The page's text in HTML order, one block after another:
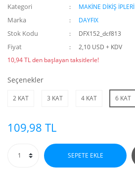
Kategori MAKİNE DİKİŞ İPLERİ
Marka DAYFIX
Stok Kodu DFX152_dcf813
Fiyat
2,10 USD + KDV
10,94 TL den başlayan taksitlerle!
Seçenekler
2 KAT 3 KAT 4 KAT 6 KAT
109,98 TL
SEPETE EKLE